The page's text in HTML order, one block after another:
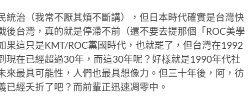
統治（我常不厭其煩不斷講），但日本時代確實是台灣快
後台灣，真的就是停滯不前（還不要去提那個「ROC美學
果這只是KMT/ROC黨國時代，也就罷了，但台灣在1992
現在已經超過30年，而這30年呢？好樣就是1990年代社
來最具可能性，人們也最具想像力。但三十年後，阿，彷
已經夭折了吧？而前輩正迅速凋零中。